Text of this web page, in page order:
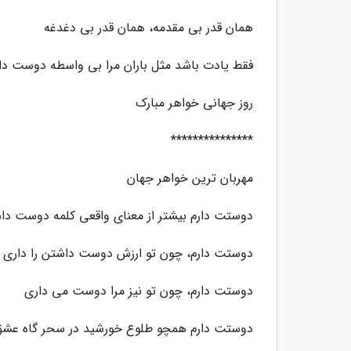
همان قدر بی مقدمه، همان قدر بی دغدغه
فقط یادت باشد مثل باران مرا بی واسطه دوست
روز جهانی خواهر مبارک
***************
مهربان ترین خواهر جهان
دوستت دارم بیشتر از معنای واقعی کلمه دوست
دوستت دارم، چون تو ارزش دوست داشتن را داری
دوستت دارم، چون تو نیز مرا دوست می داری
دوستت دارم همچو طلوع خورشید در سحر گاه